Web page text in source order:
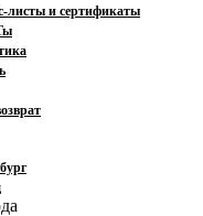
листы и сертификаты